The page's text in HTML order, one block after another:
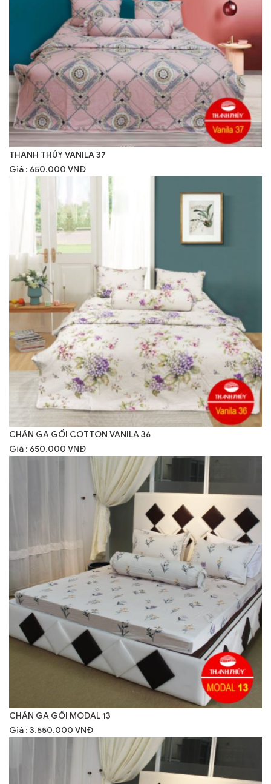
THANH THỦY VANILA 37
Giá : 650.000 VNĐ
CHĂN GA GỐI COTTON VANILA 36
Giá : 650.000 VNĐ
CHĂN GA GỐI MODAL 13
Giá : 3.550.000 VNĐ